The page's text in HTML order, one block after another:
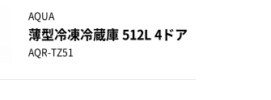
AQUA
薄型冷凍冷蔵庫 512L 4ドア
AQR-TZ51